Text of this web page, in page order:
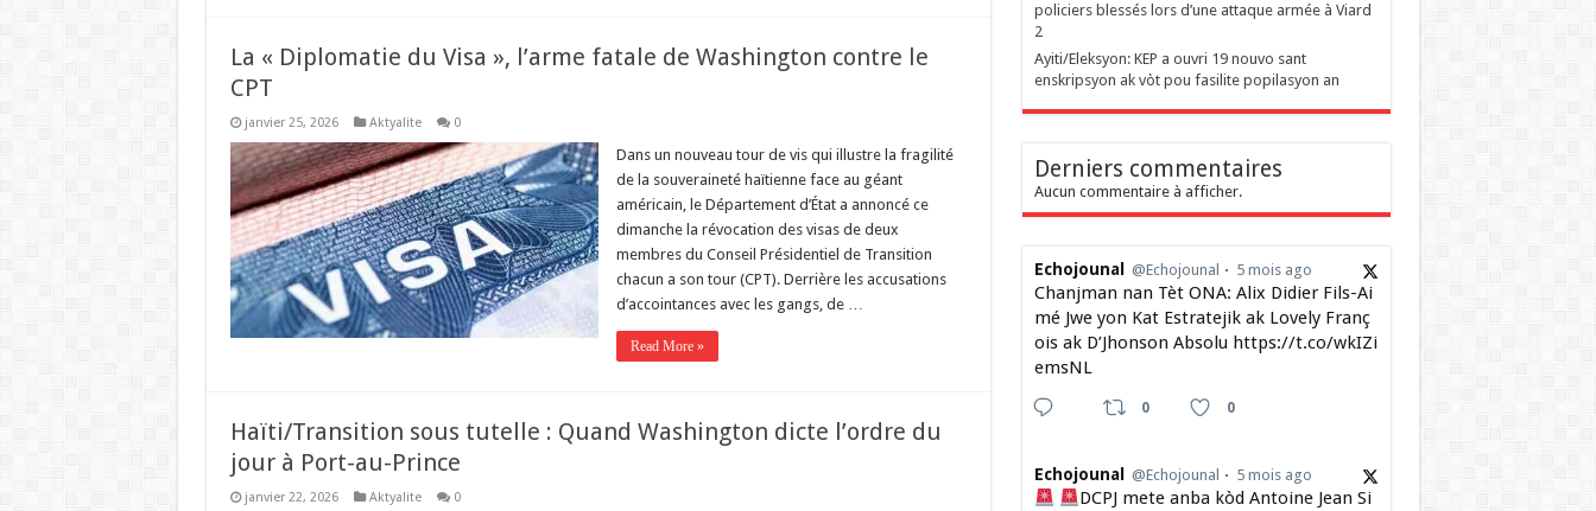
La « Diplomatie du Visa », l’arme fatale de Washington contre le
CPT
janvier 25, 2026 Aktyalite 0
Dans un nouveau tour de vis qui illustre la fragilité
de la souveraineté haïtienne face au géant
américain, le Département d’État a annoncé ce
dimanche la révocation des visas de deux
membres du Conseil Présidentiel de Transition
chacun a son tour (CPT). Derrière les accusations
d’accointances avec les gangs, de …
Read More »
Haïti/Transition sous tutelle : Quand Washington dicte l’ordre du
jour à Port-au-Prince
janvier 22, 2026 Aktyalite 0
policiers blessés lors d’une attaque armée à Viard
2
‎Ayiti/Eleksyon: KEP a ouvri 19 nouvo sant
enskripsyon ak vòt pou fasilite popilasyon an
Derniers commentaires
Aucun commentaire à afficher.
Echojounal @Echojounal 5 mois ago
Chanjman nan Tèt ONA: Alix Didier Fils-Ai
mé Jwe yon Kat Estratejik ak Lovely Franç
ois ak D’Jhonson Absolu https://t.co/wkIZi
emsNL
0 0
Echojounal @Echojounal 5 mois ago
DCPJ mete anba kòd Antoine Jean Si